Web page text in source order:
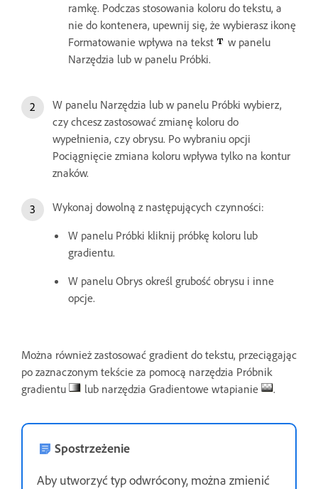
ramkę. Podczas stosowania koloru do tekstu, a
nie do kontenera, upewnij się, że wybierasz ikonę
Formatowanie wpływa na tekst
w panelu
Narzędzia lub w panelu Próbki.
W panelu Narzędzia lub w panelu Próbki wybierz,
czy chcesz zastosować zmianę koloru do
wypełnienia, czy obrysu. Po wybraniu opcji
Pociągnięcie zmiana koloru wpływa tylko na kontur
znaków.
Wykonaj dowolną z następujących czynności:
W panelu Próbki kliknij próbkę koloru lub
gradientu.
W panelu Obrys określ grubość obrysu i inne
opcje.
Można również zastosować gradient do tekstu, przeciągając
po zaznaczonym tekście za pomocą narzędzia Próbnik
gradientu
lub narzędzia Gradientowe wtapianie .
Spostrzeżenie
Aby utworzyć typ odwrócony, można zmienić